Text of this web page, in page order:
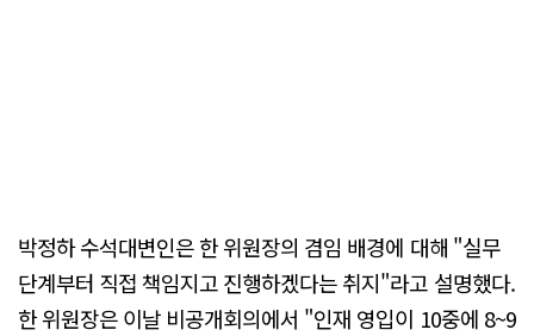
박정하 수석대변인은 한 위원장의 겸임 배경에 대해 "실무
단계부터 직접 책임지고 진행하겠다는 취지"라고 설명했다.
한 위원장은 이날 비공개회의에서 "인재 영입이 10중에 8~9